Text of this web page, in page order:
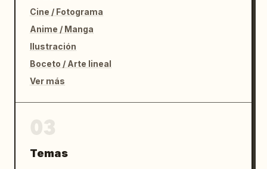
Cine / Fotograma
Anime / Manga
Ilustración
Boceto / Arte lineal
Ver más
Temas